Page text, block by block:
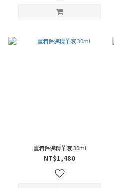
豐潤保濕精華液 30ml
NT$1,480